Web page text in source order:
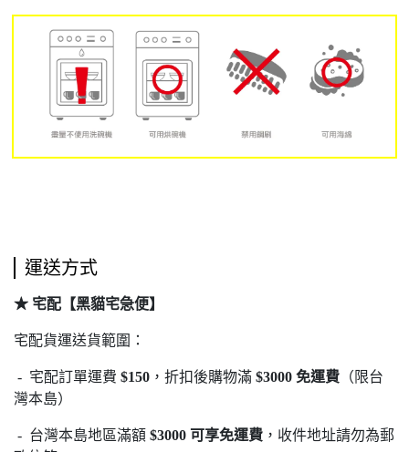
運送方式
★ 宅配【黑貓宅急便】
宅配貨運送貨範圍：
- 宅配訂單運費 $150 ，折扣後購物滿 $3000 免運費 （限台
灣本島）
- 台灣本島地區滿額 $3000 可享免運費 ，收件地址請勿為郵